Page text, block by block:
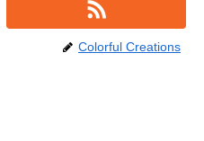
Colorful Creations